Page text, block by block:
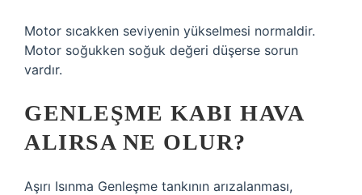
Motor sıcakken seviyenin yükselmesi normaldir.
Motor soğukken soğuk değeri düşerse sorun
vardır.
GENLEŞME KABI HAVA
ALIRSA NE OLUR?
Aşırı Isınma Genleşme tankının arızalanması,